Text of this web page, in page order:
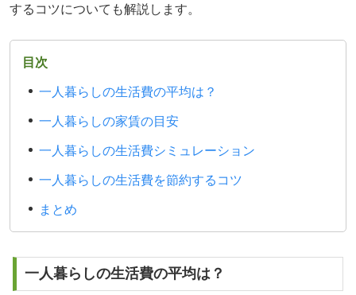
するコツについても解説します。
目次
一人暮らしの生活費の平均は？
一人暮らしの家賃の目安
一人暮らしの生活費シミュレーション
一人暮らしの生活費を節約するコツ
まとめ
一人暮らしの生活費の平均は？